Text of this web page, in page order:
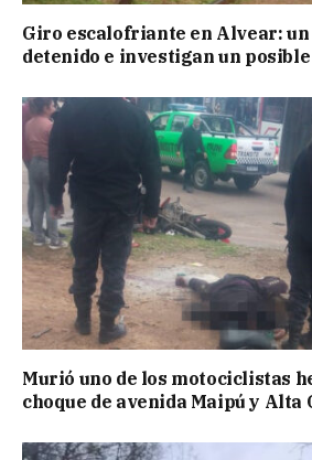
Giro escalofriante en Alvear:
detenido e investigan un
Murió uno de los motociclistas
choque de avenida Maipú y Alta